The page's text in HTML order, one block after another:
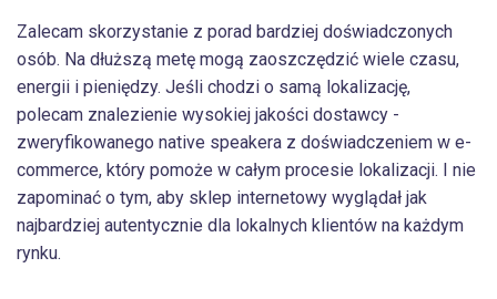
Zalecam skorzystanie z porad bardziej doświadczonych
osób. Na dłuższą metę mogą zaoszczędzić wiele czasu,
energii i pieniędzy. Jeśli chodzi o samą lokalizację,
polecam znalezienie wysokiej jakości dostawcy -
zweryfikowanego native speakera z doświadczeniem w e-
commerce, który pomoże w całym procesie lokalizacji. I nie
zapominać o tym, aby sklep internetowy wyglądał jak
najbardziej autentycznie dla lokalnych klientów na każdym
rynku.